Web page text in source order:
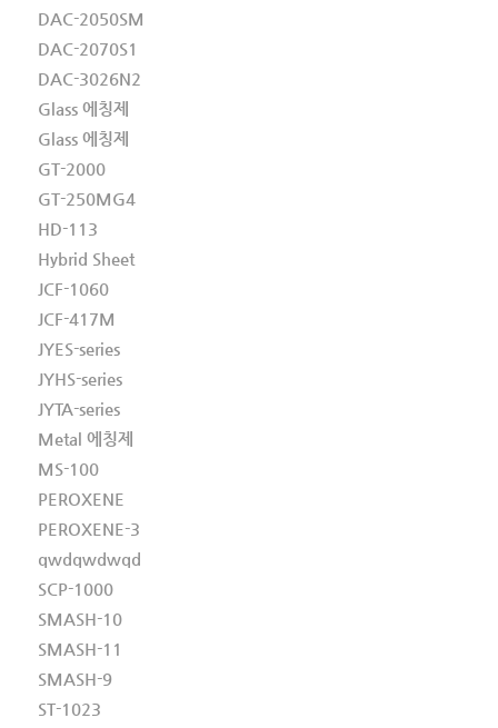
DAC-2050SM
DAC-2070S1
DAC-3026N2
Glass 에칭제
Glass 에칭제
GT-2000
GT-250MG4
HD-113
Hybrid Sheet
JCF-1060
JCF-417M
JYES-series
JYHS-series
JYTA-series
Metal 에칭제
MS-100
PEROXENE
PEROXENE-3
qwdqwdwqd
SCP-1000
SMASH-10
SMASH-11
SMASH-9
ST-1023